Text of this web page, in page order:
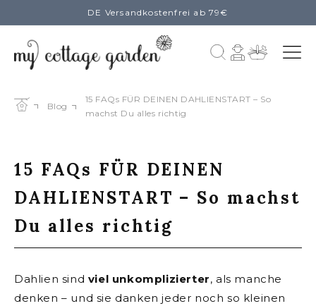
Inhalt
DE Versandkostenfrei ab 79€
Einloggen
Warenkorb
Blog
15 FAQs FÜR DEINEN DAHLIENSTART – So
machst Du alles richtig
15 FAQs FÜR DEINEN
DAHLIENSTART – So machst
Du alles richtig
Dahlien sind viel unkomplizierter, als manche
denken – und sie danken jeder noch so kleinen